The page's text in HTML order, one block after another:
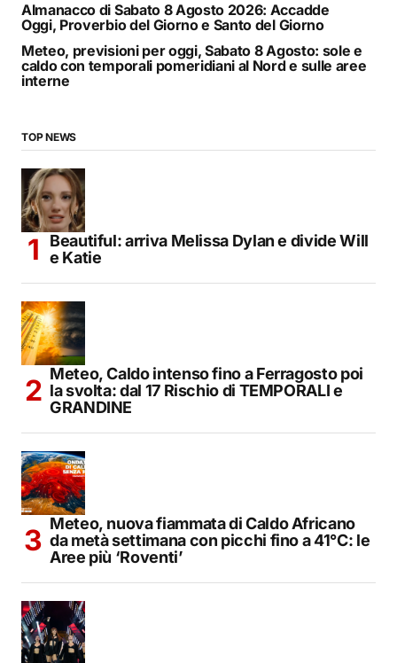
Almanacco di Sabato 8 Agosto 2026: Accadde
Oggi, Proverbio del Giorno e Santo del Giorno
Meteo, previsioni per oggi, Sabato 8 Agosto: sole e
caldo con temporali pomeridiani al Nord e sulle aree
interne
TOP NEWS
Beautiful: arriva Melissa Dylan e divide Will
e Katie
Meteo, Caldo intenso fino a Ferragosto poi
la svolta: dal 17 Rischio di TEMPORALI e
GRANDINE
Meteo, nuova fiammata di Caldo Africano
da metà settimana con picchi fino a 41°C: le
Aree più ‘Roventi’